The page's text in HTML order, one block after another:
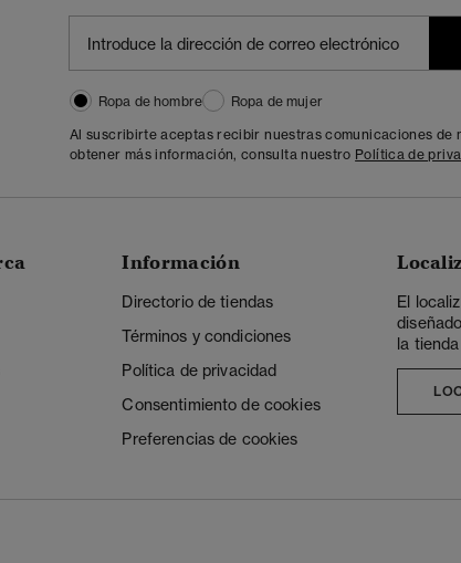
Ropa de hombre
Ropa de mujer
Al suscribirte aceptas recibir nuestras comunicaciones de
obtener más información, consulta nuestro Política de
Información
Directorio de tiendas
Términos y condiciones
Política de privacidad
Consentimiento de cookies
Preferencias de cookies
El
la